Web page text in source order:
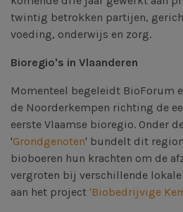
twintig betrokken partijen,
voeding, onderwijs en zorg.
Bioregio's in Vlaanderen
Momenteel begeleidt BioForum
de Noorderkempen richting de
eerste Vlaamse bioregio. Onder
'Grondgenoten' bundelt dit
bioboeren hun krachten om de
vergroten bij verschillende lokale
aan het project 'Biobedrijvige